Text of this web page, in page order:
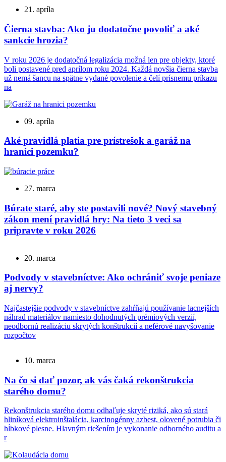
21. apríla
Čierna stavba: Ako ju dodatočne povoliť a aké
sankcie hrozia?
V roku 2026 je dodatočná legalizácia možná len pre objekty, ktoré
boli postavené pred aprílom roku 2024. Každá novšia čierna stavba
už nemá šancu na spätne vydané povolenie a čelí prísnemu príkazu
na
09. apríla
Aké pravidlá platia pre prístrešok a garáž na
hranici pozemku?
27. marca
Búrate staré, aby ste postavili nové? Nový stavebný
zákon mení pravidlá hry: Na tieto 3 veci sa
pripravte v roku 2026
20. marca
Podvody v stavebníctve: Ako ochrániť svoje peniaze
aj nervy?
Najčastejšie podvody v stavebníctve zahŕňajú používanie lacnejších
náhrad materiálov namiesto dohodnutých prémiových verzií,
neodbornú realizáciu skrytých konštrukcií a neférové navyšovanie
rozpočtov
10. marca
Na čo si dať pozor, ak vás čaká rekonštrukcia
starého domu?
Rekonštrukcia starého domu odhaľuje skryté riziká, ako sú stará
hliníková elektroinštalácia, karcinogénny azbest, olovené potrubia či
hĺbkové plesne. Hlavným riešením je vykonanie odborného auditu a
r